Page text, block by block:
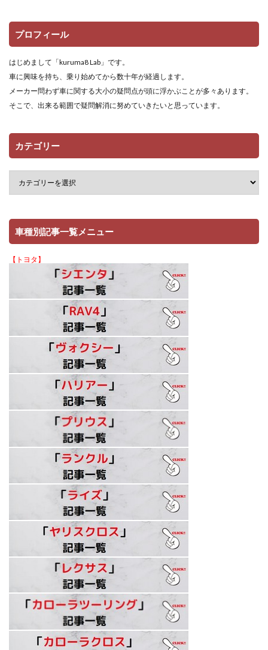
プロフィール
はじめまして「kuruma8 Lab」です。
車に興味を持ち、乗り始めてから数十年が経過します。
メーカー問わず車に関する大小の疑問点が頭に浮かぶことが多々あります。
そこで、出来る範囲で疑問解消に努めていきたいと思っています。
カテゴリー
車種別記事一覧メニュー
【トヨタ】